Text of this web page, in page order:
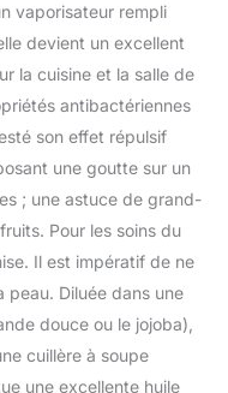
vaporisateur rempli
devient un excellent
la cuisine et la salle de
antibactériennes
son effet répulsif
une goutte sur un
; une astuce de grand-
Pour les soins du
Il est impératif de ne
peau. Diluée dans une
douce ou le jojoba),
cuillère à soupe
une excellente huile